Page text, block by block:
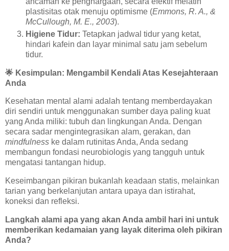
plastisitas otak menuju optimisme (Emmons, R. A., &
McCullough, M. E., 2003).
Higiene Tidur: Tetapkan jadwal tidur yang ketat,
hindari kafein dan layar minimal satu jam sebelum
tidur.
🌟 Kesimpulan: Mengambil Kendali Atas Kesejahteraan
Anda
Kesehatan mental alami adalah tentang memberdayakan
diri sendiri untuk menggunakan sumber daya paling kuat
yang Anda miliki: tubuh dan lingkungan Anda. Dengan
secara sadar mengintegrasikan alam, gerakan, dan
mindfulness ke dalam rutinitas Anda, Anda sedang
membangun fondasi neurobiologis yang tangguh untuk
mengatasi tantangan hidup.
Keseimbangan pikiran bukanlah keadaan statis, melainkan
tarian yang berkelanjutan antara upaya dan istirahat,
koneksi dan refleksi.
Langkah alami apa yang akan Anda ambil hari ini untuk
memberikan kedamaian yang layak diterima oleh pikiran
Anda?